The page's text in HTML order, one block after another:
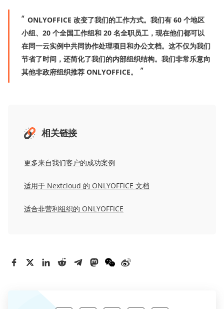
ONLYOFFICE 改变了我们的工作方式。我们有 60 个地区
小组、20 个全国工作组和 20 名全职员工，现在他们都可以
在同一云实例中共同协作处理项目和办公文档。这不仅为我们
节省了时间，还简化了我们的内部组织结构。我们非常乐意向
其他非政府组织推荐 ONLYOFFICE。
相关链接
更多来自我们客户的成功案例
适用于 Nextcloud 的 ONLYOFFICE 文档
适合非营利组织的 ONLYOFFICE